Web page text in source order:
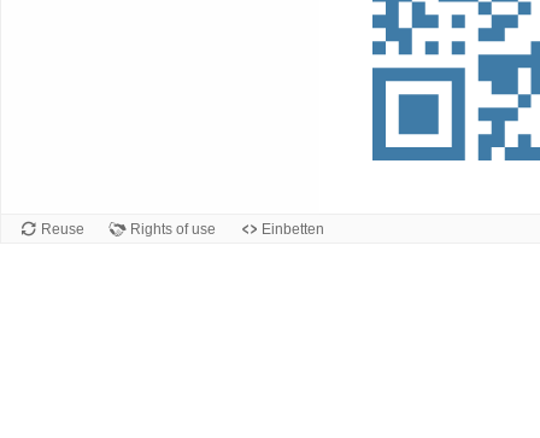
Reuse Rights of use Einbetten